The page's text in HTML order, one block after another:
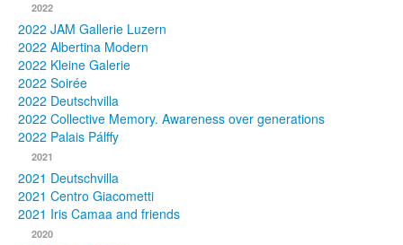
Publikationen
Texte
Sammlungen
2022
2022 JAM Gallerie Luzern
2022 Albertina Modern
2022 Kleine Galerie
2022 Soirée
2022 Deutschvilla
2022 Collective Memory. Awareness over generations
2022 Palais Pálffy
2021
2021 Deutschvilla
2021 Centro Giacometti
2021 Iris Camaa and friends
2020